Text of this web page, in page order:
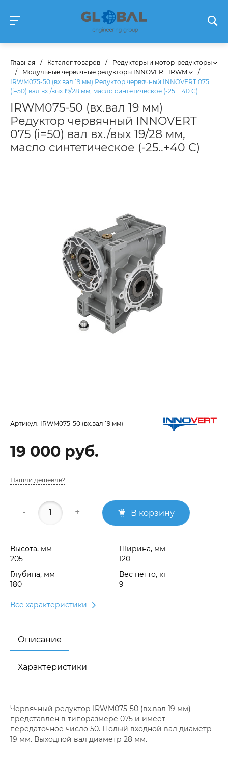
Главная / Каталог товаров /
Редукторы и мотор-редукторы
/
Модульные червячные редукторы INNOVERT IRWM
/
IRWM075-50 (вх.вал 19 мм) Редуктор червячный INNOVERT 075
(i=50) вал вх./вых 19/28 мм, масло синтетическое (-25..+40 С)
IRWM075-50 (вх.вал 19 мм)
Редуктор червячный INNOVERT
075 (i=50) вал вх./вых 19/28 мм,
масло синтетическое (-25..+40 С)
Артикул: IRWM075-50 (вх.вал 19 мм)
19 000 руб.
Нашли дешевле?
- + В корзину
Высота, мм
205
Ширина, мм
120
Глубина, мм
180
Вес нетто, кг
9
Все характеристики
Описание
Характеристики
Червячный редуктор IRWM075-50 (вх.вал 19 мм)
представлен в типоразмере 075 и имеет
передаточное число 50. Полый входной вал диаметр
19 мм. Выходной вал диаметр 28 мм.